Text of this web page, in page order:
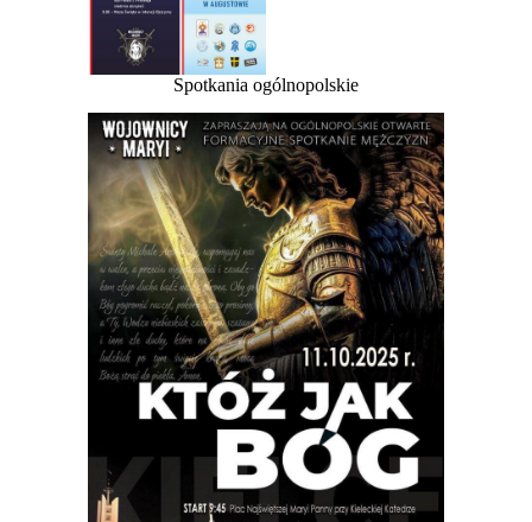
Spotkania ogólnopolskie